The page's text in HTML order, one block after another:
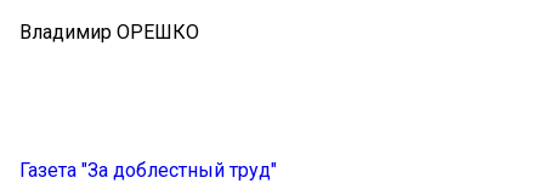
Владимир ОРЕШКО
Газета "За доблестный труд"